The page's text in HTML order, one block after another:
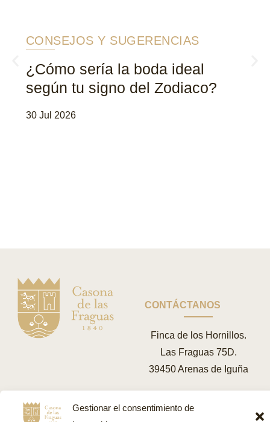
Gestionar el consentimiento de
CONSEJOS Y SUGERENCIAS
¿Cómo sería la boda ideal
según tu signo del Zodiaco?
30 Jul 2026
CONTÁCTANOS
Finca de los Hornillos.
Las Fraguas 75D.
39450 Arenas de Iguña
(+34) 606 687 601